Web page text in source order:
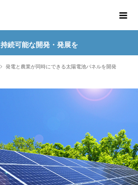
持続可能な開発・発展を
発電と農業が同時にできる太陽電池パネルを開発